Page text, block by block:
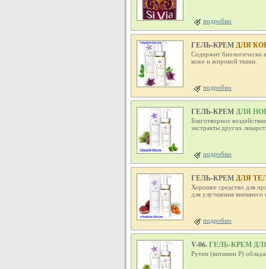
подробно
ГЕЛЬ-КРЕМДЛЯ
Содержит биологически
коже и жировой ткани.
подробно
ГЕЛЬ-КРЕМДЛЯ
Благотворное
экстракты других
подробно
ГЕЛЬ-КРЕМДЛЯ
Хорошее средство для
для улучшения внешнего
подробно
V-06.ГЕЛЬ-КРЕМ
Рутин (витамин P)